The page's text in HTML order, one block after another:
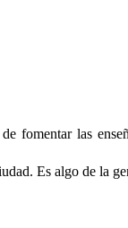
fomentar las
Es algo de la